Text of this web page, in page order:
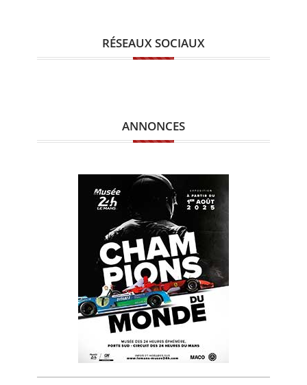
RÉSEAUX SOCIAUX
ANNONCES